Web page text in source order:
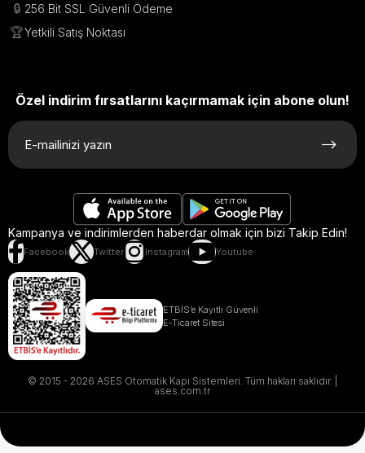
🔒 256 Bit SSL Güvenli Ödeme
🏆Yetkili Satış Noktası
Özel indirim fırsatlarını kaçırmamak için abone olun!
Kampanya ve indirimlerden haberdar olmak için bizi Takip Edin!
Facebook Twitter Instagram Youtube
ETBİS’e Kayıtlı Güvenli
E-Ticaret Sitesi
© 2015 - 2026 ASES Otomatik Kapı Sistemleri. Tüm hakları saklıdır. |
ases.com.tr